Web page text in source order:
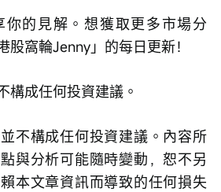
的見解。想獲取更多市場分
股窩輪Jenny」的每日更新！
構成任何投資建議。
不構成任何投資建議。內容所
與分析可能隨時變動，恕不另
本文章資訊而導致的任何損失